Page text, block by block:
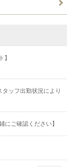
】
ッフ出勤状況により
ご確認ください】